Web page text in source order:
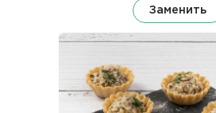
Заменить